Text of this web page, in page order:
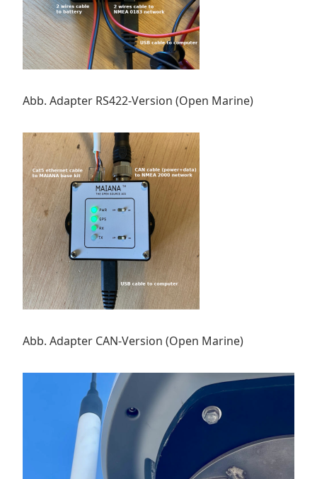
Abb. Adapter RS422-Version (Open Marine)
Abb. Adapter CAN-Version (Open Marine)